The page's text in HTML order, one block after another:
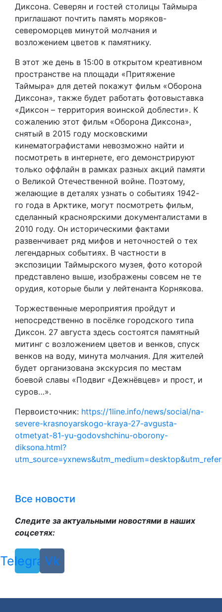
Диксона. Северян и гостей столицы Таймыра
приглашают почтить память моряков-
североморцев минутой молчания и
возложением цветов к памятнику.
В этот же день в 15:00 в открытом креативном
пространстве на площади «Притяжение
Таймыра» для детей покажут фильм «Оборона
Диксона», также будет работать фотовыставка
«Диксон – территория воинской доблести». К
сожалению этот фильм «Оборона Диксона»,
снятый в 2015 году московскими
кинематографистами невозможно найти и
посмотреть в интернете, его демонстрируют
только оффлайн в рамках разных акций памяти
о Великой Отечественной войне. Поэтому,
желающие в деталях узнать о событиях 1942-
го года в Арктике, могут посмотреть фильм,
сделанный красноярскими документалистами в
2010 году. Он историческими фактами
развенчивает ряд мифов и неточностей о тех
легендарных событиях. В частности в
экспозиции Таймырского музея, фото которой
представлено выше, изображены совсем не те
орудия, которые были у лейтенанта Корнякова.
Торжественные мероприятия пройдут и
непосредственно в посёлке городского типа
Диксон. 27 августа здесь состоятся памятный
митинг с возложением цветов и венков, спуск
венков на воду, минута молчания. Для жителей
будет организована экскурсия по местам
боевой славы «Подвиг «Дежнёвцев» и прост, и
суров…».
Первоисточник: https://1line.info/news/social/na-
severe-krasnoyarskogo-kraya-27-avgusta-
otmetyat-81-yu-godovshchinu-oborony-
diksona.html?
Все новости
Следите за актуальными новостями в наших
соцсетях:
Telegram
Vk